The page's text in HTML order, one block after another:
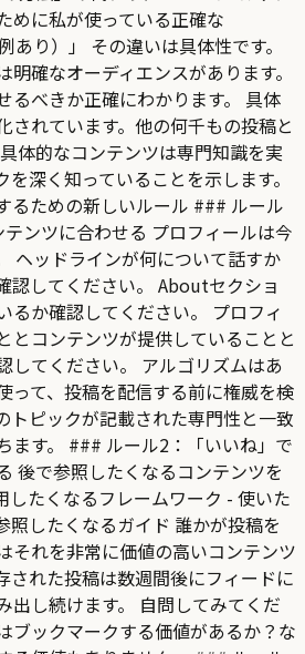
めに私が使っている正確な
あり）」 その違いは具体性です。
確なオーディエンスがあります。
るべきか正確にわかります。 具体
されています。他の何千もの投稿と
体的なコンテンツは専門知識を実
深く知っていることを示します。
ための新しいルール ### ルール
ンツに合わせる プロフィールは今
ヘッドラインが何について話すか
認してください。 Aboutセクショ
るか確認してください。 プロフィ
とコンテンツが提供していることと
してください。 アルゴリズムはあ
って、投稿を配信する前に権威を検
トピックが記載された専門性と一致
ます。 ### ルール2：「いいね」で
後で参照したくなるコンテンツを
したくなるフレームワーク - 使いた
照したくなるガイド 誰かが投稿を
それを非常に価値の高いコンテンツ
された投稿は数週間後にフィードに
出し続けます。 自問してみてくだ
ブックマークする価値があるか？な